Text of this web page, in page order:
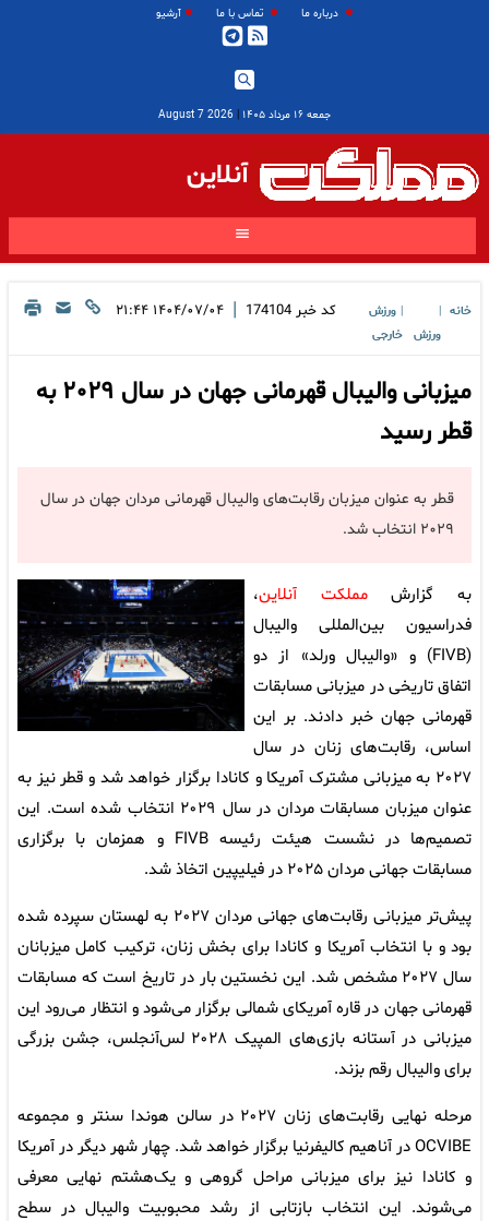
درباره ما تماس با ما آرشیو
جمعه ۱۶ مرداد ۱۴۰۵ |
2026 August 7
آنلاین
خانه
ورزش
ورزش
خارجی
کد خبر 174104
| ۱۴۰۴/۰۷/۰۴ ۲۱:۴۴
میزبانی والیبال قهرمانی جهان در سال ٢٠٢٩ به
قطر رسید
قطر به عنوان میزبان رقابت‌های والیبال قهرمانی مردان جهان در سال
٢٠٢٩ انتخاب شد.
به گزارشمملکت آنلاین،
فدراسیون بین‌المللی والیبال
(FIVB) و «والیبال ورلد» از دو
اتفاق تاریخی در میزبانی مسابقات
قهرمانی جهان خبر دادند. بر این
اساس، رقابت‌های زنان در سال
۲۰۲۷ به میزبانی مشترک آمریکا و کانادا برگزار خواهد شد و قطر نیز به
عنوان میزبان مسابقات مردان در سال ۲۰۲۹ انتخاب شده است. این
تصمیم‌ها در نشست هیئت رئیسه FIVB و همزمان با برگزاری
مسابقات جهانی مردان ۲۰۲۵ در فیلیپین اتخاذ شد.
پیش‌تر میزبانی رقابت‌های جهانی مردان ۲۰۲۷ به لهستان سپرده شده
بود و با انتخاب آمریکا و کانادا برای بخش زنان، ترکیب کامل میزبانان
سال ۲۰۲۷ مشخص شد. این نخستین بار در تاریخ است که مسابقات
قهرمانی جهان در قاره آمریکای شمالی برگزار می‌شود و انتظار می‌رود این
میزبانی در آستانه بازی‌های المپیک ۲۰۲۸ لس‌آنجلس، جشن بزرگی
برای والیبال رقم بزند.
مرحله نهایی رقابت‌های زنان ۲۰۲۷ در سالن هوندا سنتر و مجموعه
OCVIBE در آناهیم کالیفرنیا برگزار خواهد شد. چهار شهر دیگر در آمریکا
و کانادا نیز برای میزبانی مراحل گروهی و یک‌هشتم نهایی معرفی
می‌شوند. این انتخاب بازتابی از رشد محبوبیت والیبال در سطح